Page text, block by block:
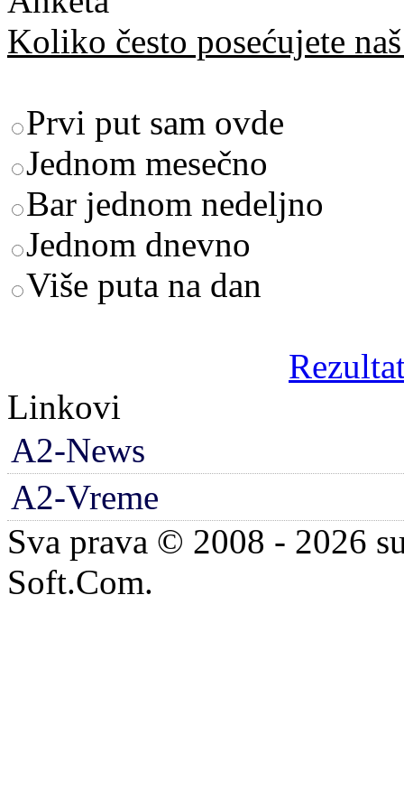
Koliko često posećujete
Prvi put sam ovde
Jednom mesečno
Bar jednom nedeljno
Jednom dnevno
Više puta na dan
Linkovi
A2-News
A2-Vreme
Sva prava © 2008 - 2026
Soft.Com.